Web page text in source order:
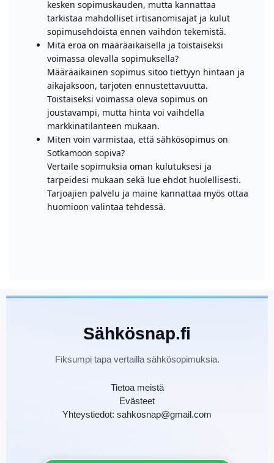
kesken sopimuskauden, mutta kannattaa
tarkistaa mahdolliset irtisanomisajat ja kulut
sopimusehdoista ennen vaihdon tekemistä.
Mitä eroa on määräaikaisella ja toistaiseksi
voimassa olevalla sopimuksella?
Määräaikainen sopimus sitoo tiettyyn hintaan ja
aikajaksoon, tarjoten ennustettavuutta.
Toistaiseksi voimassa oleva sopimus on
joustavampi, mutta hinta voi vaihdella
markkinatilanteen mukaan.
Miten voin varmistaa, että sähkösopimus on
Sotkamoon sopiva?
Vertaile sopimuksia oman kulutuksesi ja
tarpeidesi mukaan sekä lue ehdot huolellisesti.
Tarjoajien palvelu ja maine kannattaa myös ottaa
huomioon valintaa tehdessä.
Sähkösnap.fi
Fiksumpi tapa vertailla sähkösopimuksia.
Tietoa meistä
Evästeet
Yhteystiedot: sahkosnap@gmail.com